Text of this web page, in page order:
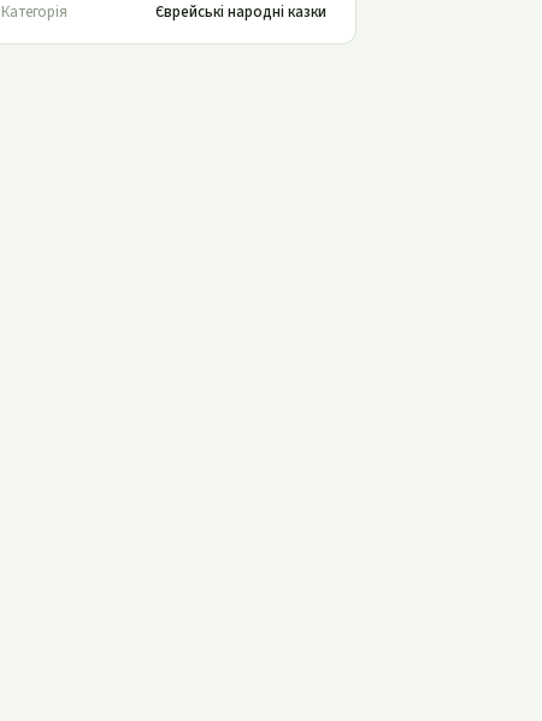
Категорія Єврейські народні казки